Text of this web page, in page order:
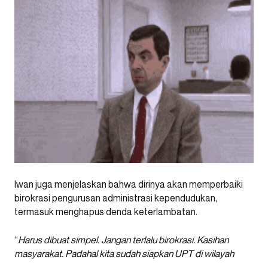
Iwan juga menjelaskan bahwa dirinya akan memperbaiki
birokrasi pengurusan administrasi kependudukan,
termasuk menghapus denda keterlambatan.
“Harus dibuat simpel. Jangan terlalu birokrasi. Kasihan
masyarakat. Padahal kita sudah siapkan UPT di wilayah